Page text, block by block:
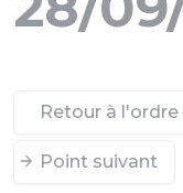
Retour à
Point suivant